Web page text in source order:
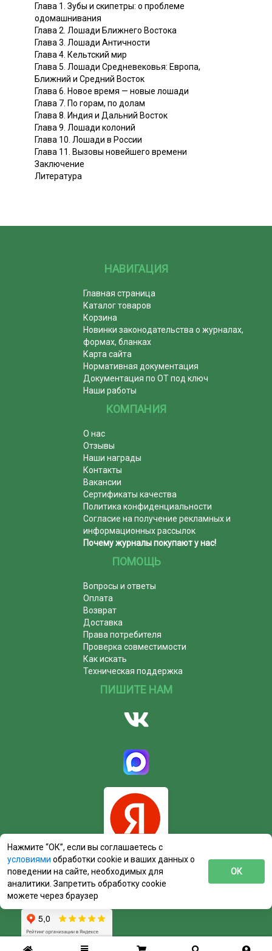
Глава 1. Зубы и скипетры: о проблеме
одомашнивания
Глава 2. Лошади Ближнего Востока
Глава 3. Лошади Античности
Глава 4. Кельтский мир
Глава 5. Лошади Средневековья: Европа,
Ближний и Средний Восток
Глава 6. Новое время — новые лошади
Глава 7. По горам, по долам
Глава 8. Индия и Дальний Восток
Глава 9. Лошади колоний
Глава 10. Лошади в России
Глава 11. Вызовы новейшего времени
Заключение
Литература
НАВИГАЦИЯ
Главная страница
Каталог товаров
Корзина
Новинки законодательства о журналах,
формах, бланках
Карта сайта
Нормативная документация
Документация по ОТ под ключ
Наши работы
КОМПАНИЯ
О нас
Отзывы
Наши награды
Контакты
Вакансии
Сертификаты качества
Политика конфиденциальности
Согласие на получение рекламных и
информационных рассылок
Почему журналы покупают у нас!
ПОМОЩЬ
Вопросы и ответы
Оплата
Возврат
Доставка
Права потребителя
Проверка совместимости
Как искать
Техническая поддержка
ПИШИТЕ НАМ
Нажмите “ОК”, если вы соглашаетесь с
условиями обработки cookie и ваших данных о
поведении на сайте, необходимых для
аналитики. Запретить обработку cookie
можете через браузер
ОК